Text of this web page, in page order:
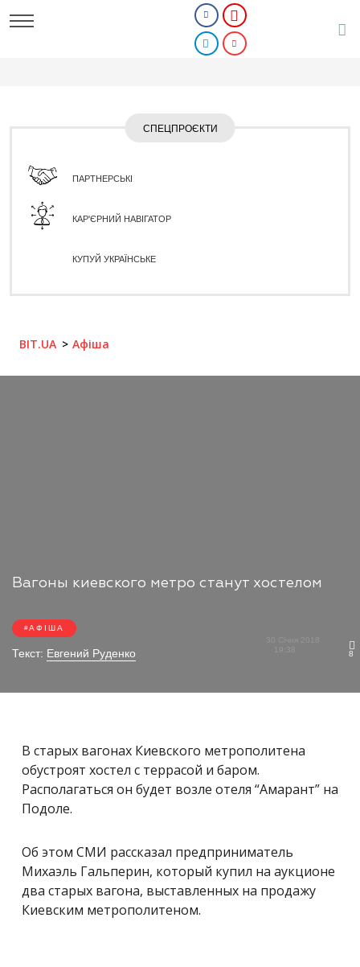
СПЕЦПРОЄКТИ
ПАРТНЕРСЬКІ
КАР'ЄРНИЙ НАВІГАТОР
КУПУЙ УКРАЇНСЬКЕ
BIT.UA Афіша
Вагоны киевского метро станут хостелом
АФІША
Текст: Евгений Руденко
19:38
8
В старых вагонах Киевского метрополитена
обустроят хостел с террасой и баром.
Располагаться он будет возле отеля “Амарант” на
Подоле.
Об этом СМИ рассказал предприниматель
Михаэль Гальперин, который купил на аукционе
два старых вагона, выставленных на продажу
Киевским метрополитеном.